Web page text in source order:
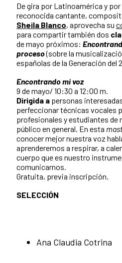
De gira por Latinoamérica y
reconocida cantante,
Sheila Blanco, aprovecha su
para compartir también dos
de mayo próximos:
proceso(sobre la
españolas de la Generación del
Encontrando mi voz
9 de mayo/ 10:30 a 12:00 m.
Dirigida a personas
perfeccionar técnicas vocales
profesionales y estudiantes de
público en general. En esta
conocer mejor nuestra voz
aprenderemos a respirar, a
cuerpo que es nuestro
comunicarnos.
Gratuita, previa inscripción.
SELECCIÓN
Ana Claudia Cotrina